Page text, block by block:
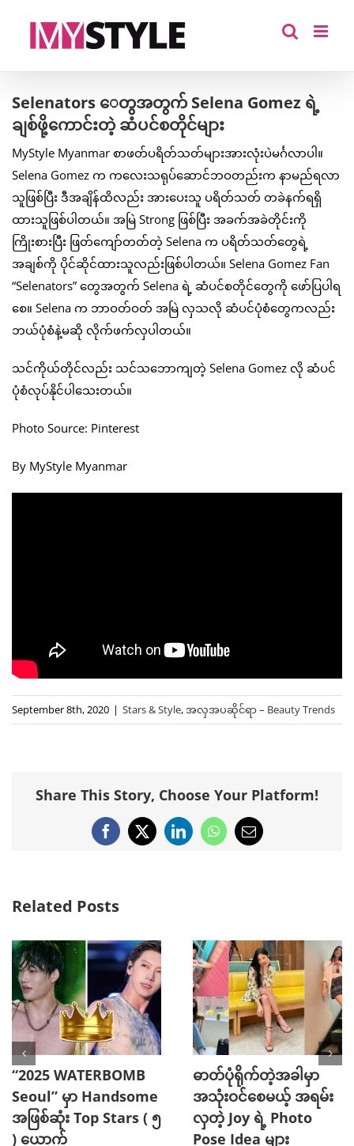
Selenators ေတွအတွက် Selena Gomez ရဲ့
ချစ်ဖို့ကောင်းတဲ့ ဆံပင်စတိုင်များ
MyStyle Myanmar စာဖတ်ပရိတ်သတ်များအားလုံးပဲမင်္ဂလာပါ။
Selena Gomez က ကလေးသရုပ်ဆောင်ဘဝတည်းက နာမည်ရလာ
သူဖြစ်ပြီး ဒီအချိန်ထိလည်း အားပေးသူ ပရိတ်သတ် တခဲနက်ရရှိ
ထားသူဖြစ်ပါတယ်။ အမြဲ Strong ဖြစ်ပြီး အခက်အခဲတိုင်းကို
ကြိုးစားပြီး ဖြတ်ကျော်တတ်တဲ့ Selena က ပရိတ်သတ်တွေရဲ့
အချစ်ကို ပိုင်ဆိုင်ထားသူလည်းဖြစ်ပါတယ်။ Selena Gomez Fan
“Selenators” တွေအတွက် Selena ရဲ့ ဆံပင်စတိုင်တွေကို ဖော်ပြပါရ
စေ။ Selena က ဘာဝတ်ဝတ် အမြဲ လှသလို ဆံပင်ပုံစံတွေကလည်း
ဘယ်ပုံစံနဲ့မဆို လိုက်ဖက်လှပါတယ်။
သင်ကိုယ်တိုင်လည်း သင်သဘောကျတဲ့ Selena Gomez လို ဆံပင်
ပုံစံလုပ်နိုင်ပါသေးတယ်။
Photo Source: Pinterest
By MyStyle Myanmar
September 8th, 2020 | Stars & Style,အလှအပဆိုင်ရာ – Beauty Trends
Share This Story, Choose Your Platform!
Facebook
X LinkedInWhatsApp
Email
Related Posts
“2025 WATERBOMB
Seoul” မှာ Handsome
အဖြစ်ဆုံး Top Stars ( ၅
) ယောက်
ဓာတ်ပုံရိုက်တဲ့အခါမှာ
အသုံးဝင်စေမယ့် အရမ်း
လှတဲ့ Joy ရဲ့ Photo
Pose Idea များ